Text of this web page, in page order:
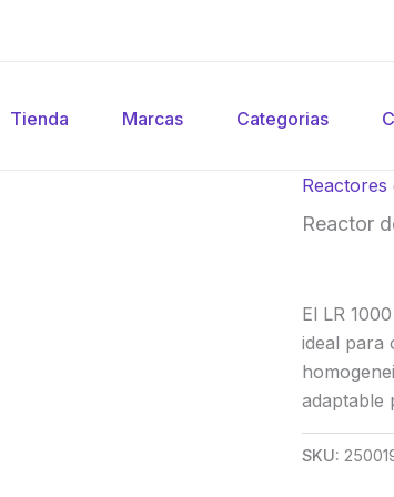
Tienda Marcas Categorias
Reactores
Reactor
El LR
ideal para
adaptable
SKU: